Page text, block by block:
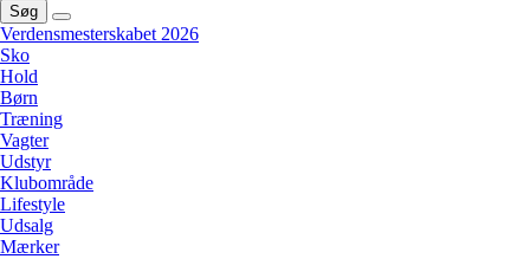
Søg
Verdensmesterskabet 2026
Sko
Hold
Børn
Træning
Vagter
Udstyr
Klubområde
Lifestyle
Udsalg
Mærker